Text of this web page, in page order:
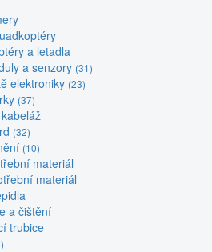
a letadla
a senzory (31)
elektroniky (23)
(37)
(32)
(10)
materiál
materiál
a čištění
trubice